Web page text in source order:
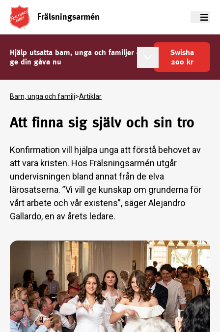
Frälsningsarmén Meny
Hjälp utsatta barn, unga och familjer -
ge din gåva nu
Swisha
200 kr
Barn, unga och familj>Artiklar
Att finna sig själv och sin tro
Konfirmation vill hjälpa unga att förstå behovet av
att vara kristen. Hos Frälsningsarmén utgår
undervisningen bland annat från de elva
lärosatserna. ”Vi vill ge kunskap om grunderna för
vårt arbete och vår existens”, säger Alejandro
Gallardo, en av årets ledare.